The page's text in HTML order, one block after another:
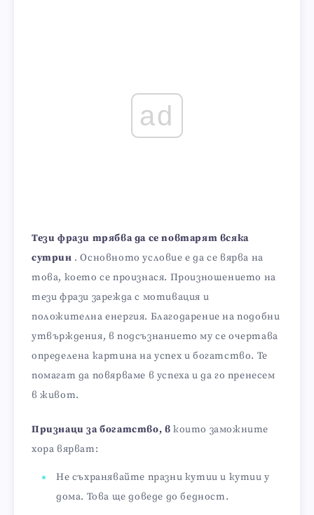
ad
Тези фрази трябва да се повтарят всяка
сутрин . Основното условие е да се вярва на
това, което се произнася. Произношението на
тези фрази зарежда с мотивация и
положителна енергия. Благодарение на подобни
утвърждения, в подсъзнанието му се очертава
определена картина на успех и богатство. Те
помагат да повярваме в успеха и да го пренесем
в живот.
Признаци за богатство, в които заможните
хора вярват:
Не съхранявайте празни кутии и кутии у
дома. Това ще доведе до бедност.